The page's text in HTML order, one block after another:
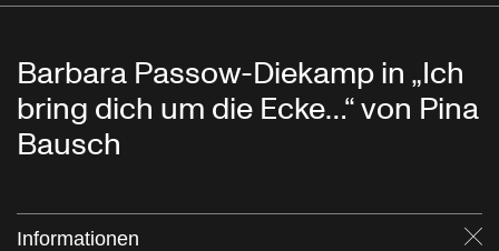
Barbara Passow-Diekamp in „Ich
bring dich um die Ecke…“ von Pina
Bausch
Informationen